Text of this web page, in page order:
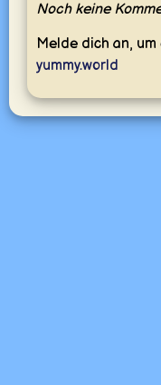
Noch keine
Melde dich an,
yummy.world